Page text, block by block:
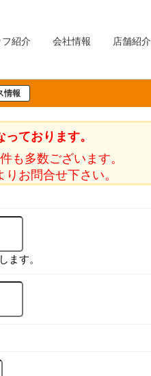
フ紹介 会社情報 店舗紹介
情報
ております。
も多数ございます。
お問合せ下さい。
ます。